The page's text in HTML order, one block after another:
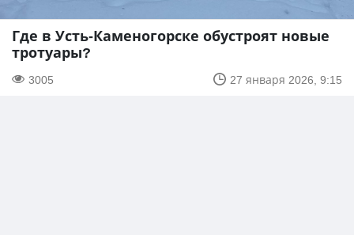
Где в Усть-Каменогорске обустроят новые
тротуары?
3005 27 января 2026, 9:15